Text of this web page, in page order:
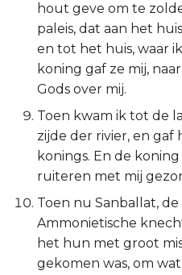
1 Petrus
2 Petrus
1 Johannes
2 Johannes
3 Johannes
Judas
Openbaring
hout geve om te
paleis, dat aan het
en tot het huis, waar
koning gaf ze mij,
Gods over mij.
Toen kwam ik tot de
zijde der rivier, en gaf
konings. En de
ruiteren met mij
Toen nu Sanballat,
Ammonietische
het hun met groot
gekomen was, om